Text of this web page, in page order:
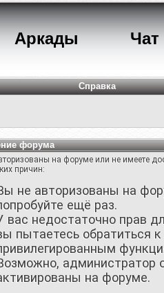
Аркады Чат
Справка
форума
на форуме или не имеете
причин:
не авторизованы на
ещё раз.
вас недостаточно прав
пытаетесь обратиться
администратор
на форуме.